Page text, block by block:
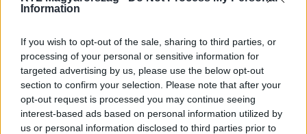
Information
If you wish to opt-out of the sale, sharing to third parties, or
processing of your personal or sensitive information for
targeted advertising by us, please use the below opt-out
section to confirm your selection. Please note that after your
opt-out request is processed you may continue seeing
interest-based ads based on personal information utilized by
us or personal information disclosed to third parties prior to
jelenleg a szabadságot és a felfedezést helyezi
előtérbe.
Érdekességek